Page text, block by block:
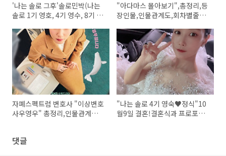
'나는 솔로 그후'솔로민박(나는
솔로 1기 영호, 4기 영수, 8기 영
솔로 민박
"아다마스 몰아보기",총정리,등
장인물,인물관계도,회차별줄거
자폐스펙트럼 변호사 "이상변호
사우영우" 총정리,인물관계도,
"나는 솔로 4기 영숙♥정식"10
월9일 결혼!결혼식과 프로포즈
댓글